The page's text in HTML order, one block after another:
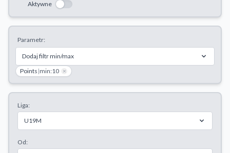
Aktywne
Parametr:
Dodaj filtr min/max
Points |min:10 ×
Liga:
U19M
Od: